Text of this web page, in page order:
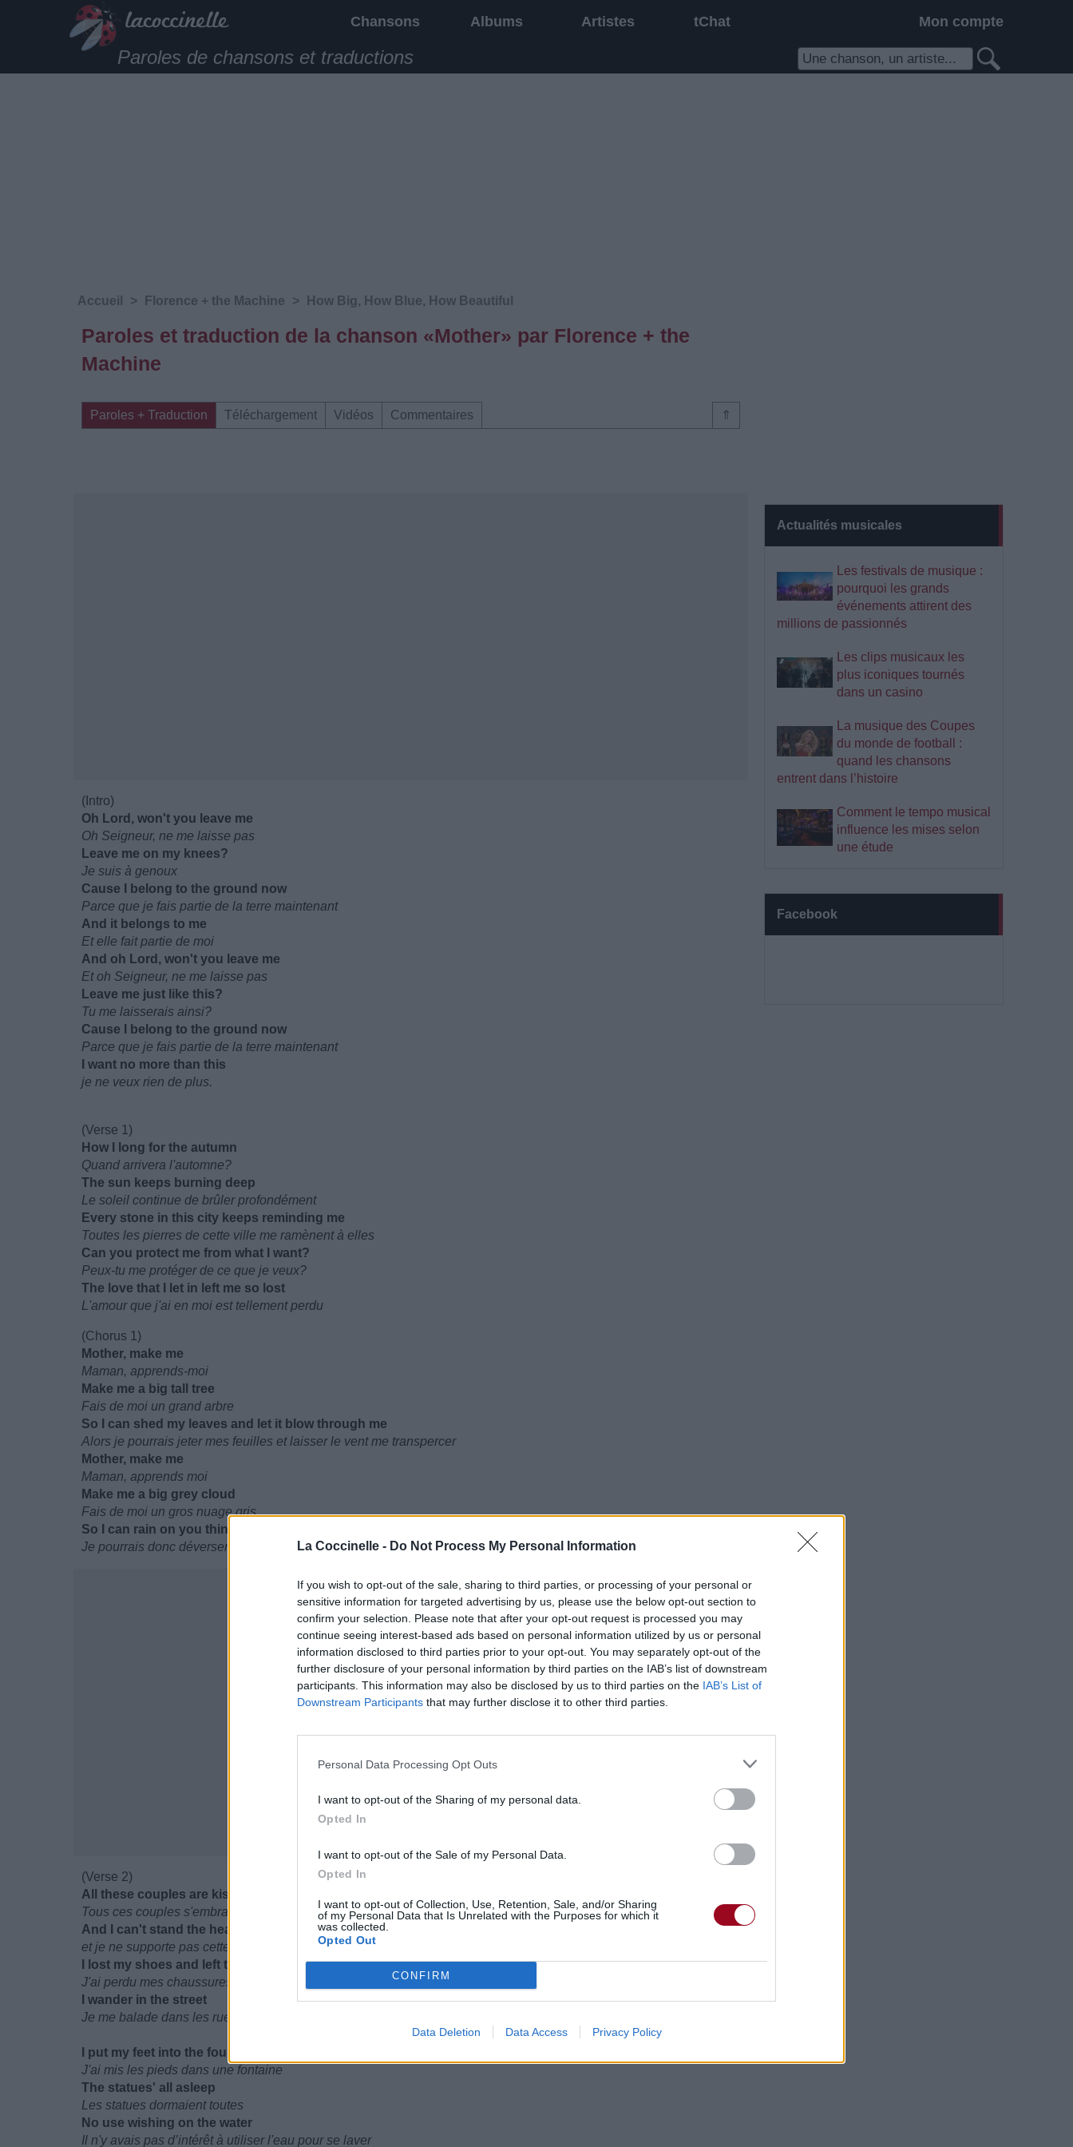
La Coccinelle - Do Not Process My Personal Information
If you wish to opt-out of the sale, sharing to third parties, or processing of your personal or
sensitive information for targeted advertising by us, please use the below opt-out section to
confirm your selection. Please note that after your opt-out request is processed you may
continue seeing interest-based ads based on personal information utilized by us or personal
information disclosed to third parties prior to your opt-out. You may separately opt-out of the
further disclosure of your personal information by third parties on the IAB’s list of downstream
participants. This information may also be disclosed by us to third parties on the IAB’s List of
Downstream Participants that may further disclose it to other third parties.
Personal Data Processing Opt Outs
I want to opt-out of the Sharing of my personal data.
Opted In
I want to opt-out of the Sale of my Personal Data.
Opted In
I want to opt-out of Collection, Use, Retention, Sale, and/or Sharing
of my Personal Data that Is Unrelated with the Purposes for which it
was collected.
Opted Out
CONFIRM
Data Deletion Data Access Privacy Policy
Chansons Albums Artistes tChat Mon compte
Paroles de chansons et traductions
Actualités musicales
Les festivals de musique :
pourquoi les grands
événements attirent des
millions de passionnés
Les clips musicaux les
plus iconiques tournés
dans un casino
La musique des Coupes
du monde de football :
quand les chansons
entrent dans l’histoire
Comment le tempo musical
influence les mises selon
une étude
Facebook
Accueil > Florence + the Machine > How Big, How Blue, How Beautiful
Paroles et traduction de la chanson «Mother» par Florence + the
Machine
⇑
Paroles + Traduction Téléchargement Vidéos Commentaires
(Intro)
Oh Lord, won't you leave me
Oh Seigneur, ne me laisse pas
Leave me on my knees?
Je suis à genoux
Cause I belong to the ground now
Parce que je fais partie de la terre maintenant
And it belongs to me
Et elle fait partie de moi
And oh Lord, won't you leave me
Et oh Seigneur, ne me laisse pas
Leave me just like this?
Tu me laisserais ainsi?
Cause I belong to the ground now
Parce que je fais partie de la terre maintenant
I want no more than this
je ne veux rien de plus.
(Verse 1)
How I long for the autumn
Quand arrivera l'automne?
The sun keeps burning deep
Le soleil continue de brûler profondément
Every stone in this city keeps reminding me
Toutes les pierres de cette ville me ramènent à elles
Can you protect me from what I want?
Peux-tu me protéger de ce que je veux?
The love that I let in left me so lost
L'amour que j'ai en moi est tellement perdu
(Chorus 1)
Mother, make me
Maman, apprends-moi
Make me a big tall tree
Fais de moi un grand arbre
So I can shed my leaves and let it blow through me
Alors je pourrais jeter mes feuilles et laisser le vent me transpercer
Mother, make me
Maman, apprends moi
Make me a big grey cloud
Fais de moi un gros nuage gris
So I can rain on you things I can't say out loud
Je pourrais donc déverser sur vous les paroles que je ne peux pas dire à voix haute
(Verse 2)
All these couples are kissing
Tous ces couples s'embrassent
And I can't stand the heat
et je ne supporte pas cette chaleur
I lost my shoes and left the party
J'ai perdu mes chaussures, alors j'ai déclaré forfait
I wander in the street
Je me balade dans les rues
I put my feet into the fountain
J'ai mis les pieds dans une fontaine
The statues' all asleep
Les statues dormaient toutes
No use wishing on the water
Il n'y avais pas d’intérêt à utiliser l'eau pour se laver